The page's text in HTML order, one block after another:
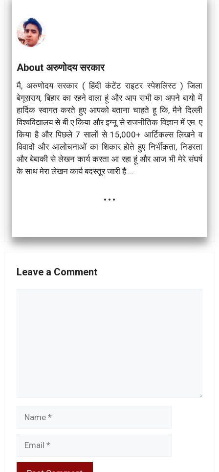
About अरुणोदय सरकार
मै, अरुणोदय सरकार ( हिंदी कंटेंट राइटर स्पेशलिस्ट ) जिला
बेगूसराय, बिहार का रहने वाला हूं और आप सभी का अपने बायो में
हार्दिक स्वागत करते हुए आपको बताना चाहते हू कि, मैने दिल्ली
विश्वविद्यालय से बी.ए किया और इग्नू से राजनीतिक विज्ञान में एम. ए
किया है और पिछले 7 सालों से 15,000+ आर्टिकल्स लिखने व
विवादों और आलोचनाओं का शिकार होते हुए निर्भीकता, निडरता
और बेबाकी से लेखन कार्य करता आ रहा हूं और आज भी मेरे संघर्ष
के साथ मेरा लेखन कार्य बदस्तूर जारी है....
...
Leave a Comment